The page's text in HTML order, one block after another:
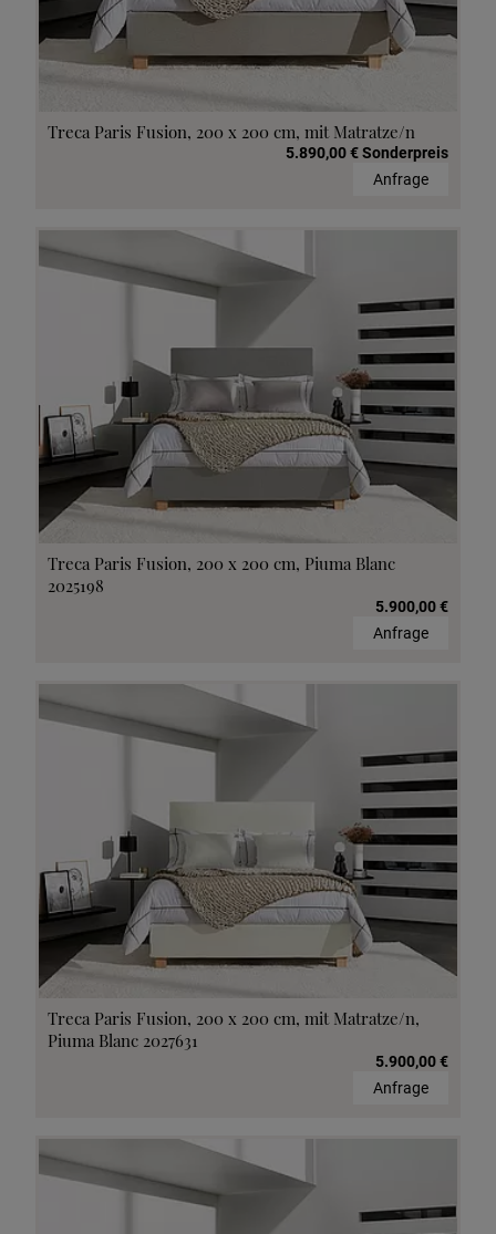
Treca Paris Fusion, 200 x 200 cm, mit Matratze/n
5.890,00 € Sonderpreis
Anfrage
Treca Paris Fusion, 200 x 200 cm, Piuma Blanc
2025198
5.900,00 €
Anfrage
Treca Paris Fusion, 200 x 200 cm, mit Matratze/n,
Piuma Blanc 2027631
5.900,00 €
Anfrage